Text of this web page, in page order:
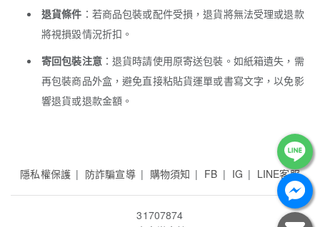
退貨條件 ：若商品包裝或配件受損，退貨將無法受理或退款
將視損毀情況折扣。
寄回包裝注意：退貨時請使用原寄送包裝。如紙箱遺失，需
再包裝商品外盒，避免直接粘貼貨運單或書寫文字，以免影
響退貨或退款金額。
隱私權保護 防詐騙宣導 購物須知 FB IG LINE客服
31707874